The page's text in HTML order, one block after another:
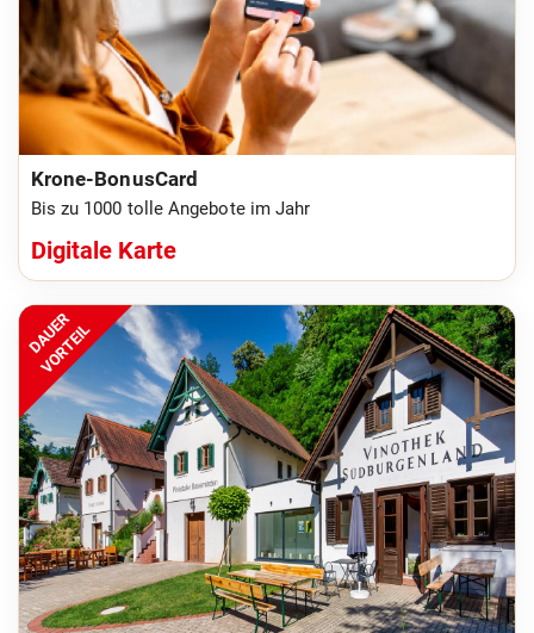
Krone-BonusCard
Bis zu 1000 tolle Angebote im Jahr
Digitale Karte
DAUER
VORTEIL